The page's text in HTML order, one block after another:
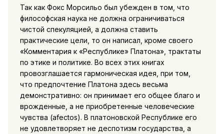
Так как Фокс Морсильо был убежден в том, что
философская наука не должна ограничиваться
чистой спекуляцией, а должна ставить
практические цели, то он написал, кроме своего
«Комментария к «Республике» Платона», трактаты
по этике и политике. Во всех этих книгах
провозглашается гармоническая идея, при том,
что предпочтение Платона здесь весьма
демонстративно: он принимает его общее благо и
врожденные, а не приобретенные человеческие
чувства (afectos). В платоновской Республике его
не удовлетворяет не деспотизм государства, а